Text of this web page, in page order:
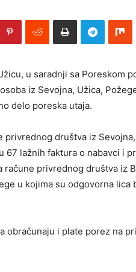
u saradnji sa Poreskom
iz Sevojna, Užica,
delo poreska utaja.
društva iz
67 lažnih faktura o nabavci i
privrednog društva iz
u kojima su odgovorna lica
obračunaju i plate porez na